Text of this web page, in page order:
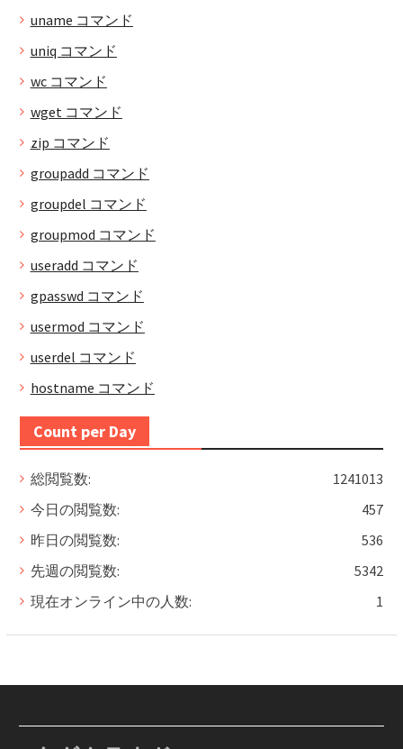
uname コマンド
uniq コマンド
wc コマンド
wget コマンド
zip コマンド
groupadd コマンド
groupdel コマンド
groupmod コマンド
useradd コマンド
gpasswd コマンド
usermod コマンド
userdel コマンド
hostname コマンド
Count per Day
1241013
総閲覧数:
457
今日の閲覧数:
536
昨日の閲覧数:
5342
先週の閲覧数:
1
現在オンライン中の人数: